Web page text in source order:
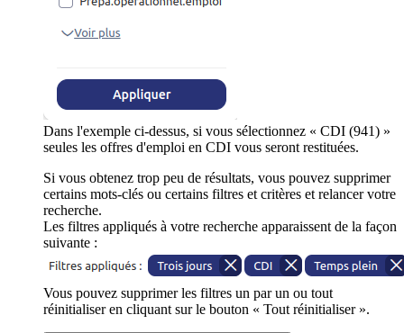
Dans l'exemple ci-dessus, si vous sélectionnez « CDI (941) »
seules les offres d'emploi en CDI vous seront restituées.
Si vous obtenez trop peu de résultats, vous pouvez supprimer
certains mots-clés ou certains filtres et critères et relancer votre
recherche.
Les filtres appliqués à votre recherche apparaissent de la façon
suivante :
Vous pouvez supprimer les filtres un par un ou tout
réinitialiser en cliquant sur le bouton « Tout réinitialiser ».